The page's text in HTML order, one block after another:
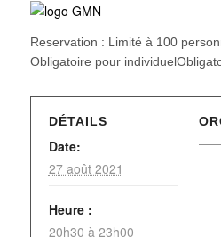
Reservation : Limité à 100
Obligatoire pour
DÉTAILS
Date:
27 août 2021
Heure :
20h30 à 23h00